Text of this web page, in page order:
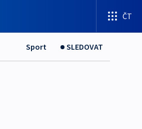
ČT
Sport SLEDOVAT